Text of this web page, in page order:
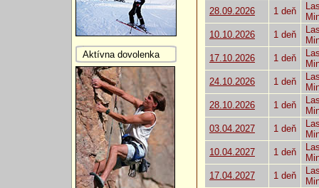
28.09.2026
1 deň
10.10.2026
1 deň
17.10.2026
1 deň
24.10.2026
1 deň
28.10.2026
1 deň
03.04.2027
1 deň
10.04.2027
1 deň
17.04.2027
1 deň
Aktívna dovolenka